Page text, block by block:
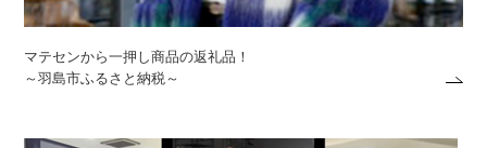
マテセンから一押し商品の返礼品！
～羽島市ふるさと納税～